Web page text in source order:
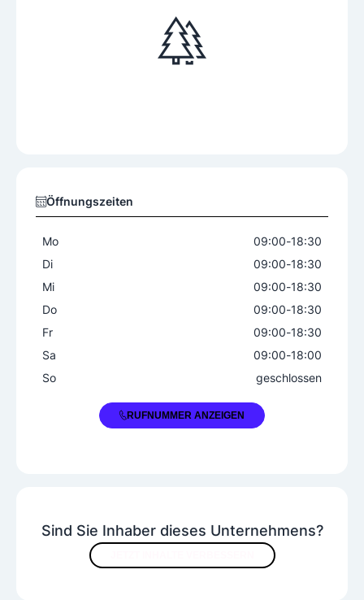
Sind Sie Inhaber dieses Unternehmens?
Öffnungszeiten
Mo 09:00-18:30
Di
09:00-18:30
Mi
09:00-18:30
Do
09:00-18:30
Fr
09:00-18:30
Sa
09:00-18:00
So
geschlossen
+43 2635 62980RUFNUMMER ANZEIGEN